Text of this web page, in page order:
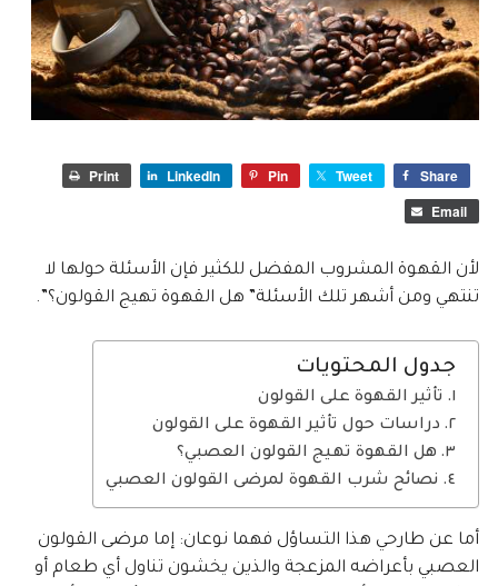
Share
Tweet
Pin
LinkedIn
Print
Email
لأن القهوة المشروب المفضل للكثير فإن الأسئلة حولها لا
تنتهي ومن أشهر تلك الأسئلة” هل القهوة تهيج القولون؟”.
جدول المحتويات
تأثير القهوة على القولون
دراسات حول تأثير القهوة على القولون
هل القهوة تهيج القولون العصبي؟
نصائح شرب القهوة لمرضى القولون العصبي
أما عن طارحي هذا التساؤل فهما نوعان: إما مرضى القولون
العصبي بأعراضه المزعجة والذين يخشون تناول أي طعام أو